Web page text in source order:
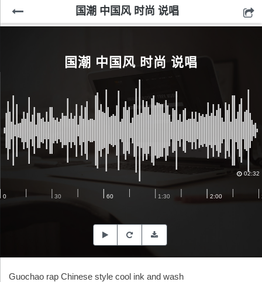
国潮 中国风 时尚 说唱
国潮 中国风 时尚 说唱
02:32
Guochao rap Chinese style cool ink and wash